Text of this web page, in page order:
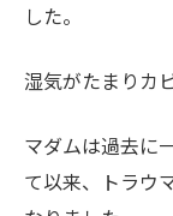
した。
湿気がたまりカ
マダムは過去に
て以来、トラウ